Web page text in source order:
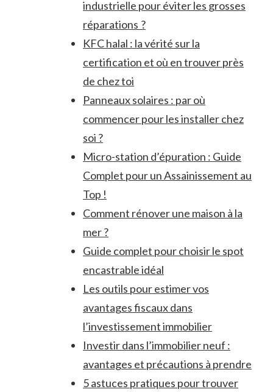
industrielle pour éviter les grosses
réparations ?
KFC halal : la vérité sur la
certification et où en trouver près
de chez toi
Panneaux solaires : par où
commencer pour les installer chez
soi ?
Micro-station d’épuration : Guide
Complet pour un Assainissement au
Top !
Comment rénover une maison à la
mer ?
Guide complet pour choisir le spot
encastrable idéal
Les outils pour estimer vos
avantages fiscaux dans
l’investissement immobilier
Investir dans l’immobilier neuf :
avantages et précautions à prendre
5 astuces pratiques pour trouver